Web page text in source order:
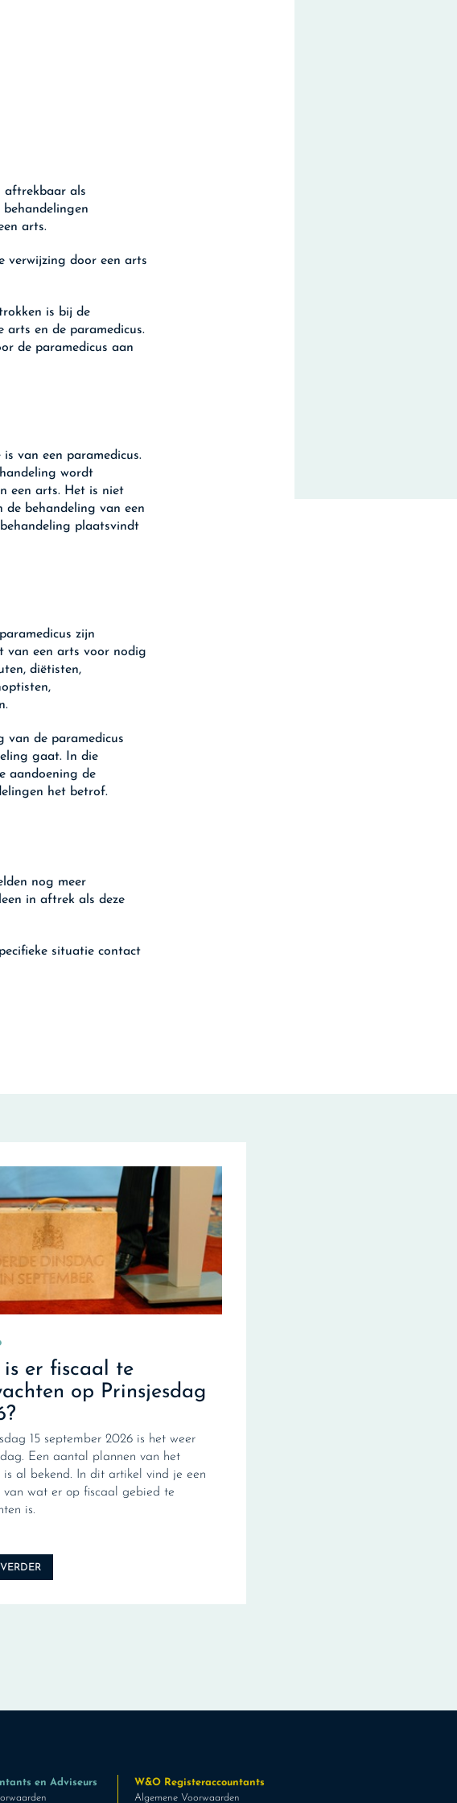
aftrekbaar als
arts.
verwijzing door een arts
is bij de
arts en de paramedicus.
de paramedicus aan
van een paramedicus.
wordt
een arts. Het is niet
de behandeling van een
plaatsvindt
zijn
van een arts voor nodig
diëtisten,
van de paramedicus
gaat. In die
aandoening de
het betrof.
nog meer
in aftrek als deze
situatie contact
is er fiscaal te
op Prinsjesdag
15 september 2026 is het weer
Een aantal plannen van het
is al bekend. In dit artikel vind je een
van wat er op fiscaal gebied te
is.
en Adviseurs
W&O Registeraccountants
Algemene Voorwaarden